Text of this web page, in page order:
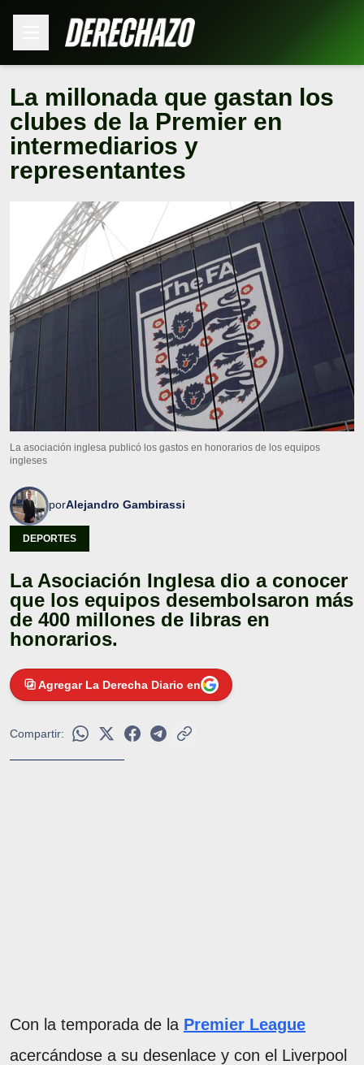
La millonada que gastan los
clubes de la Premier en
intermediarios y
representantes
La asociación inglesa publicó los gastos en honorarios de los equipos
ingleses
porAlejandro Gambirassi
DEPORTES
La Asociación Inglesa dio a conocer
que los equipos desembolsaron más
de 400 millones de libras en
honorarios.
Agregar La Derecha Diario en
Compartir:
Con la temporada de la Premier League
acercándose a su desenlace y con el Liverpool